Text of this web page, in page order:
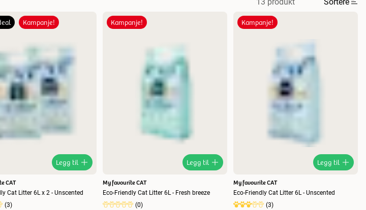
Mest relevant
Høyest pris
Lavest pris
Tilbud
Kampanje!
Legg til
CAT
Cat Litter 6L x 2 - Unscented
(3)
Kampanje!
Legg til
My favourite CAT
Eco-Friendly Cat Litter 6L - Fresh breeze
(0)
Kampanje!
Legg til
My favourite CAT
Eco-Friendly Cat Litter 6L - Unscented
(3)